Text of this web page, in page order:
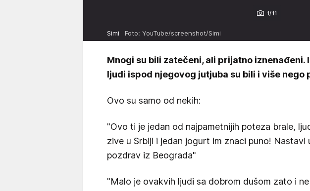
1/11
Simi Foto: YouTube/screenshot/Simi
Mnogi su bili zatečeni, ali prijatno iznenađeni.
ljudi ispod njegovog jutjuba su bili i više nego
Ovo su samo od nekih:
"Ovo ti je jedan od najpametnijih poteza brale,
zive u Srbiji i jedan jogurt im znaci puno! Nastavi
pozdrav iz Beograda"
"Malo je ovakvih ljudi sa dobrom dušom zato i